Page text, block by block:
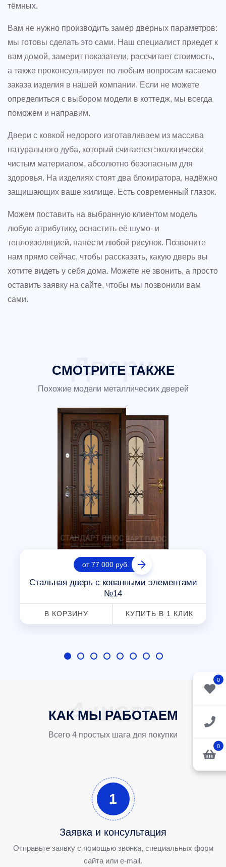
0
0
тёмных.
Вам не нужно производить замер дверных параметров:
мы готовы сделать это сами. Наш специалист приедет к
вам домой, замерит показатели, рассчитает стоимость,
а также проконсультирует по любым вопросам касаемо
заказа изделия в нашей компании. Если не можете
определиться с выбором модели в коттедж, мы всегда
поможем и направим.
Двери с ковкой недорого изготавливаем из массива
натурального дуба, который считается экологически
чистым материалом, абсолютно безопасным для
здоровья. На изделиях стоят два блокиратора, надёжно
защишающих ваше жилище. Есть современный глазок.
Можем поставить на выбранную клиентом модель
любую атрибутику, оснастить её шумо- и
теплоизоляцией, нанести любой рисунок. Позвоните
нам прямо сейчас, чтобы рассказать, какую дверь вы
хотите видеть у себя дома. Можете не звонить, а просто
оставить заявку на сайте, чтобы мы позвонили вам
сами.
СМОТРИТЕ ТАКЖЕ
Похожие модели металлических дверей
от 77 000 руб.
Стальная дверь с кованными элементами
№14
В КОРЗИНУ КУПИТЬ В 1 КЛИК
КАК МЫ РАБОТАЕМ
Всего 4 простых шага для покупки
1
Заявка и консультация
Отправьте заявку с помощью звонка, специальных форм
сайта или e-mail.